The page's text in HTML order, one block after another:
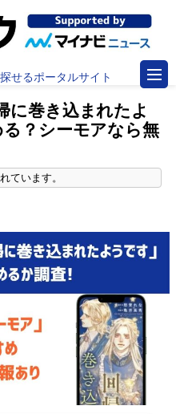
せるポータルサイト
に巻き込まれたよ
？シーモアなら無